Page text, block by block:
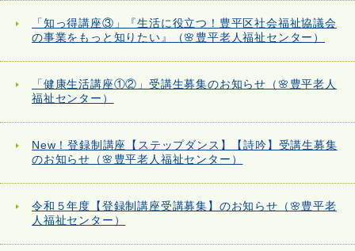
「知っ得講座③」『生活に役立つ！豊平区社会福祉協議会
の事業をもっと知りたい』（🌸豊平老人福祉センター）
「健康生活講座①②」受講生募集のお知らせ（🌸豊平老人
福祉センター）
New！登録制講座【ステップダンス】【詩吟】受講生募集
のお知らせ（🌸豊平老人福祉センター）
令和５年度【登録制講座受講募集】のお知らせ（🌸豊平老
人福祉センター）